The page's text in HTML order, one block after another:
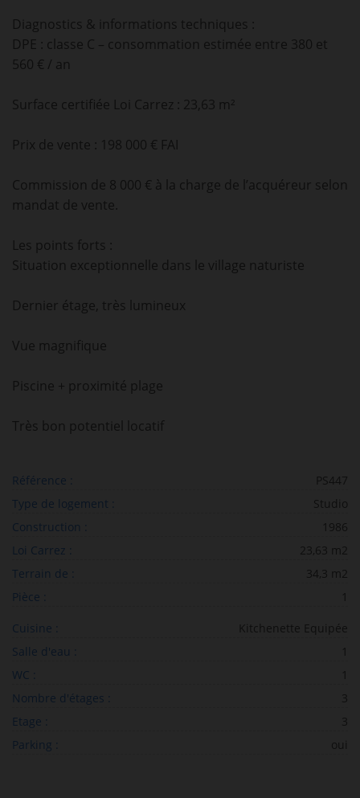
Diagnostics & informations techniques :
DPE : classe C – consommation estimée entre 380 et
560 € / an
Surface certifiée Loi Carrez : 23,63 m²
Prix de vente : 198 000 € FAI
Commission de 8 000 € à la charge de l’acquéreur selon
mandat de vente.
Les points forts :
Situation exceptionnelle dans le village naturiste
Dernier étage, très lumineux
Vue magnifique
Piscine + proximité plage
Très bon potentiel locatif
Référence :
PS447
Type de logement :
Studio
Construction :
1986
Loi Carrez :
23,63 m2
Terrain de :
34,3 m2
Pièce :
Cuisine :
Kitchenette Equipée
Salle d'eau :
WC :
Nombre d'étages :
3
Etage :
3
Parking :
oui